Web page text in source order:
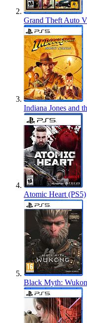
Grand Theft Auto
Indiana Jones and
Atomic Heart (PS5)
Black Myth: